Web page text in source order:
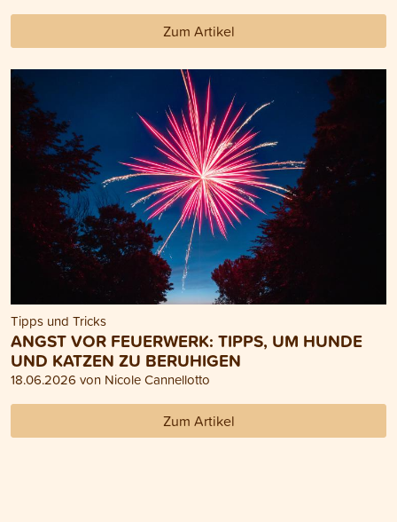
Zum Artikel
Tipps und Tricks
ANGST VOR FEUERWERK: TIPPS, UM HUNDE
UND KATZEN ZU BERUHIGEN
18.06.2026 von Nicole Cannellotto
Zum Artikel